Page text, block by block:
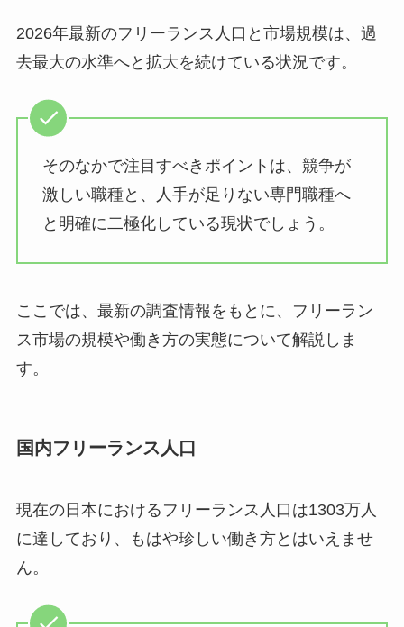
2026年最新のフリーランス人口と市場規模は、過
去最大の水準へと拡大を続けている状況です。
そのなかで注目すべきポイントは、競争が
激しい職種と、人手が足りない専門職種へ
と明確に二極化している現状でしょう。
ここでは、最新の調査情報をもとに、フリーラン
ス市場の規模や働き方の実態について解説しま
す。
国内フリーランス人口
現在の日本におけるフリーランス人口は1303万人
に達しており、もはや珍しい働き方とはいえませ
ん。